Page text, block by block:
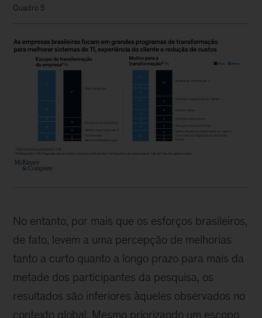
Quadro 5
No entanto, por mais que os esforços brasileiros,
de fato, levem a uma percepção de melhorias
tanto a curto quanto a longo prazo para mais da
metade dos participantes da pesquisa, os
resultados são inferiores àqueles observados no
contexto global. Mesmo priorizando um escopo